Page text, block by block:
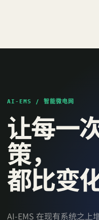
AI-EMS / 智能微电网
让每一
策，
都比变
AI‑EMS 在现有系统之上